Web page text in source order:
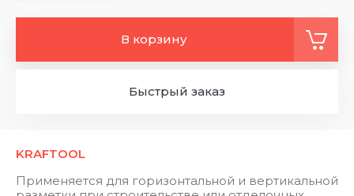
KRAFTOOL
Применяется для горизонтальной и вертикальной
В корзину
Быстрый заказ